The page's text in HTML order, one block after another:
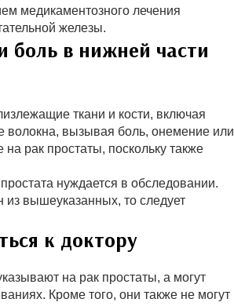
медикаментозного лечения
железы.
в нижней части
ткани и кости, включая
волокна, вызывая боль, онемение или
рак простаты, поскольку также
нуждается в обследовании.
из вышеуказанных, то следует
к доктору
на рак простаты, а могут
Кроме того, они также не могут